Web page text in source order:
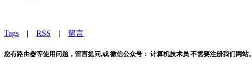
Tags | RSS | 留言
您有路由器等使用问题，留言提问,或 微信公众号： 计算机技术员 不需要注册我们网站。